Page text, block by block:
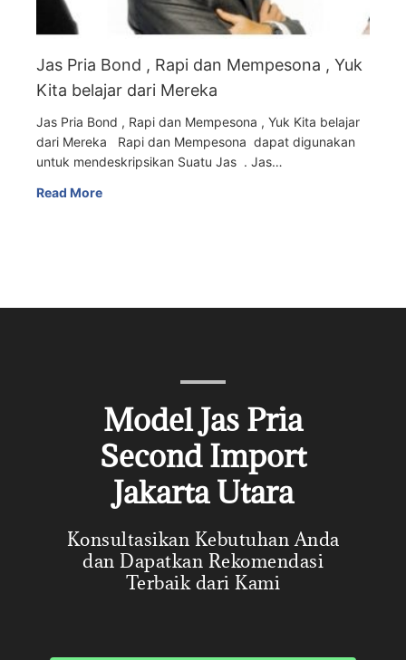
Jas Pria Bond , Rapi dan Mempesona , Yuk
Kita belajar dari Mereka
Jas Pria Bond , Rapi dan Mempesona , Yuk Kita belajar
dari Mereka Rapi dan Mempesona dapat digunakan
untuk mendeskripsikan Suatu Jas . Jas…
Read More
Model Jas Pria
Second Import
Jakarta Utara
Konsultasikan Kebutuhan Anda
dan Dapatkan Rekomendasi
Terbaik dari Kami